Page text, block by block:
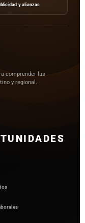
y alianzas
comprender las
y regional.